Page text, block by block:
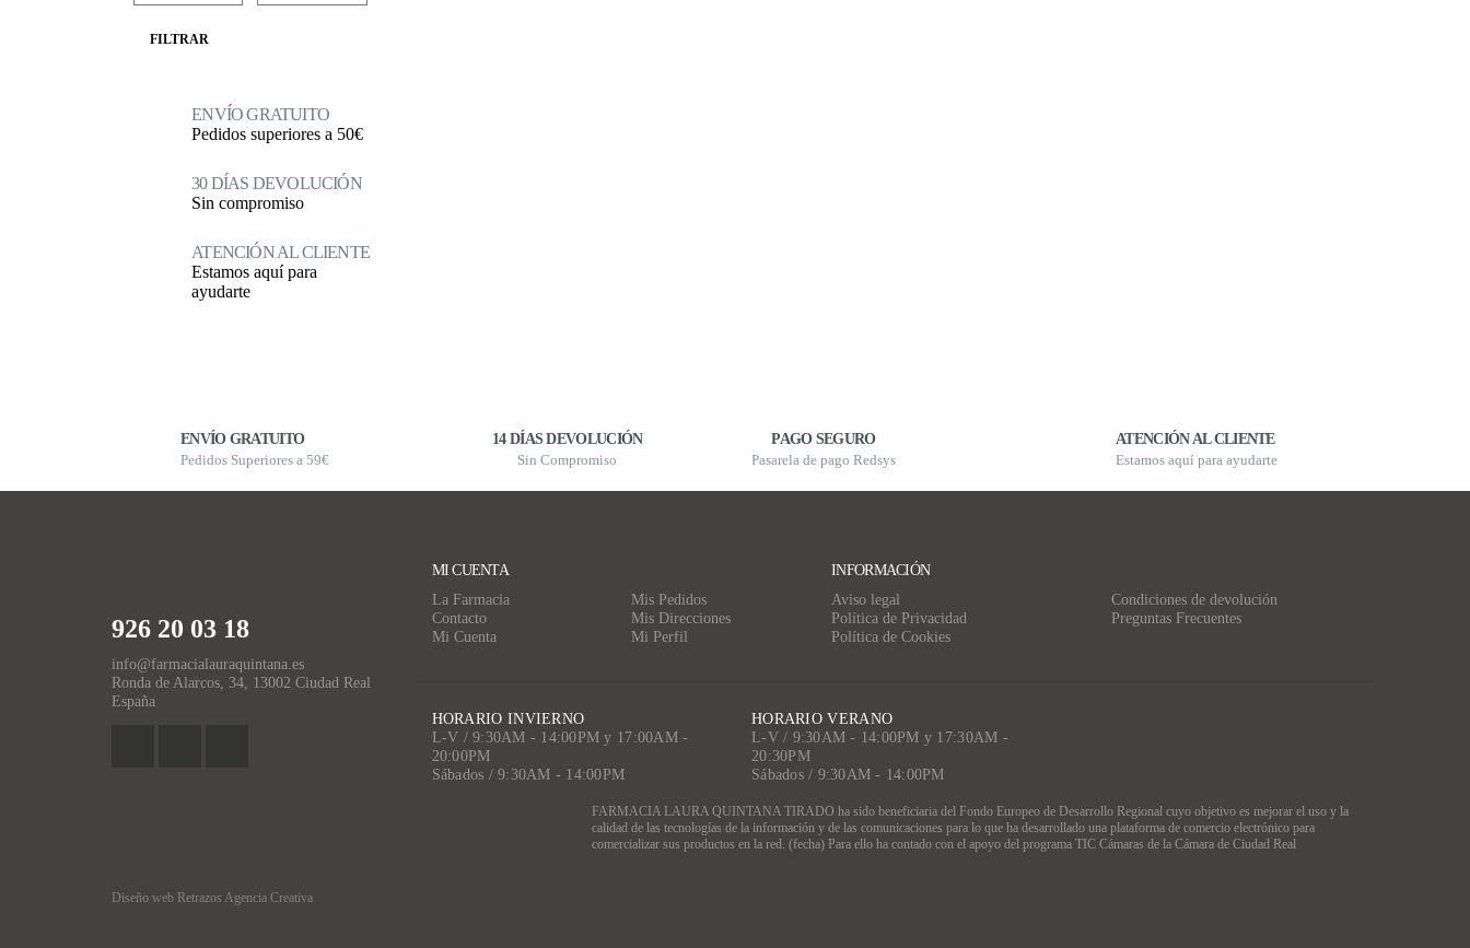
FILTRAR
ENVÍO GRATUITO
Pedidos superiores a 50€
30 DÍAS DEVOLUCIÓN
Sin compromiso
ATENCIÓN AL CLIENTE
Estamos aquí para
ayudarte
ENVÍO GRATUITO
Pedidos Superiores a 59€
14 DÍAS DEVOLUCIÓN
Sin Compromiso
PAGO SEGURO
Pasarela de pago Redsys
ATENCIÓN AL CLIENTE
Estamos aquí para ayudarte
926 20 03 18
info@farmacialauraquintana.es
Ronda de Alarcos, 34, 13002 Ciudad Real
España
MI CUENTA
La Farmacia
Contacto
Mi Cuenta
Mis Pedidos
Mis Direcciones
Mi Perfil
INFORMACIÓN
Aviso legal
Política de Privacidad
Política de Cookies
Condiciones de devolución
Preguntas Frecuentes
HORARIO INVIERNO
L-V / 9:30AM - 14:00PM y 17:00AM -
20:00PM
Sábados / 9:30AM - 14:00PM
HORARIO VERANO
L-V / 9:30AM - 14:00PM y 17:30AM -
20:30PM
Sábados / 9:30AM - 14:00PM
FARMACIA LAURA QUINTANA TIRADO ha sido beneficiaria del Fondo Europeo de Desarrollo Regional cuyo objetivo es mejorar el uso y la
calidad de las tecnologías de la información y de las comunicaciones para lo que ha desarrollado una plataforma de comercio electrónico para
comercializar sus productos en la red. (fecha) Para ello ha contado con el apoyo del programa TIC Cámaras de la Cámara de Ciudad Real
Diseño web Retrazos Agencia Creativa